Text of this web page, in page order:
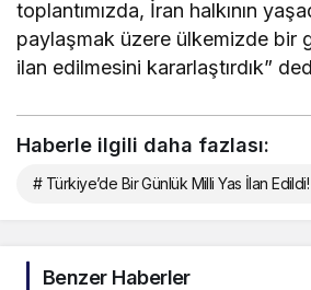
toplantımızda, İran halkının
paylaşmak üzere ülkemizde bir
ilan edilmesini kararlaştırdık”
Haberle ilgili daha fazlası:
# Türkiye’de Bir Günlük Milli Yas İlan Edildi!
Benzer Haberler